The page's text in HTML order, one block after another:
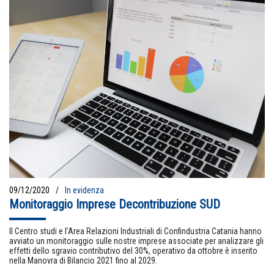
09/12/2020 In evidenza
Monitoraggio Imprese Decontribuzione SUD
Il Centro studi e l’Area Relazioni Industriali di Confindustria Catania hanno
avviato un monitoraggio sulle nostre imprese associate per analizzare gli
effetti dello sgravio contributivo del 30%, operativo da ottobre è inserito
nella Manovra di Bilancio 2021 fino al 2029.